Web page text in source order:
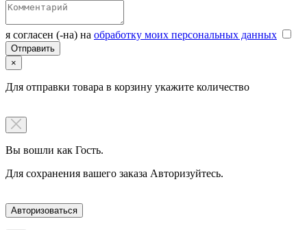
я согласен (-на) на обработку моих персональных данных
×
Для отправки товара в корзину укажите количество
Вы вошли как Гость.
Для сохранения вашего заказа Авторизуйтесь.
Авторизоваться